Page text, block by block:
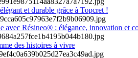
et durable grâce à Topcret !
avec Résineo® : élégance, innovation et
des histoires à vivre